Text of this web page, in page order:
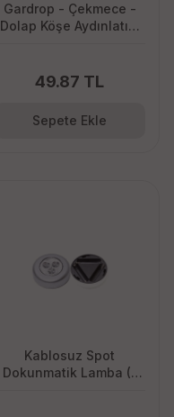
Gardrop - Çekmece -
Dolap Köşe Aydınlatıcı
49.87 TL
Sepete Ekle
Kablosuz Spot
Dokunmatik Lamba (1